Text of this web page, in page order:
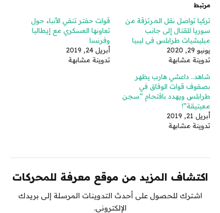
مرتبط
تركيا تواصل نقل المرتزقة من
سوريا للقتال إلى جانب
ميليشيات طرابلس في ليبيا
يونيو 29, 2020
تدوينة مشابهة
قوات حفتر تنفي الأنباء حول
تعاونها العسكري مع إيطاليا
وفرنسا
أبريل 24, 2019
تدوينة مشابهة
شاهد.. داعشي هارب يظهر
بصفوف قوات الوفاق في
طرابلس ويهدد باقتحام “سجن
معيتيقة”!
أبريل 21, 2019
تدوينة مشابهة
اكتشاف المزيد من موقع معرفة للمحركات
اشترك للحصول على أحدث التدوينات المرسلة إلى بريدك
الإلكتروني.